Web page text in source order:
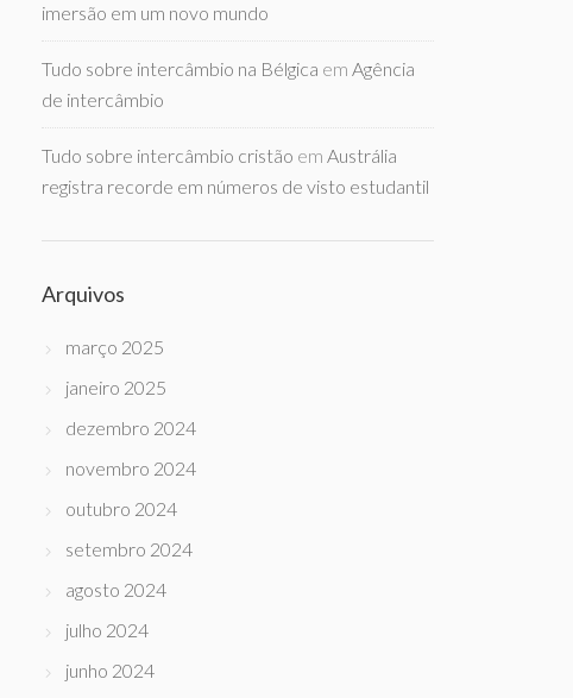
imersão em um novo mundo
Tudo sobre intercâmbio na Bélgica em Agência
de intercâmbio
Tudo sobre intercâmbio cristão em Austrália
registra recorde em números de visto estudantil
Arquivos
março 2025
janeiro 2025
dezembro 2024
novembro 2024
outubro 2024
setembro 2024
agosto 2024
julho 2024
junho 2024